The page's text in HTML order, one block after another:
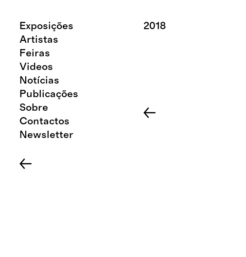
Exposições
Artistas
Feiras
Videos
Notícias
Publicações
Sobre
Contactos
Newsletter
2018